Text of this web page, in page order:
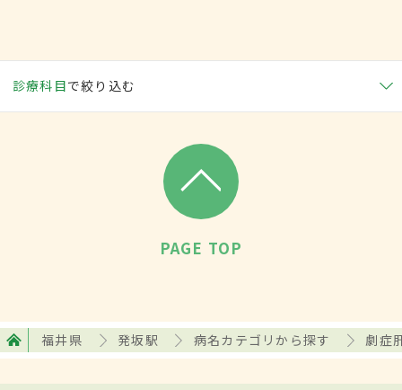
診療科目で絞り込む
PAGE TOP
福井県 発坂駅 病名カテゴリから探す 劇症